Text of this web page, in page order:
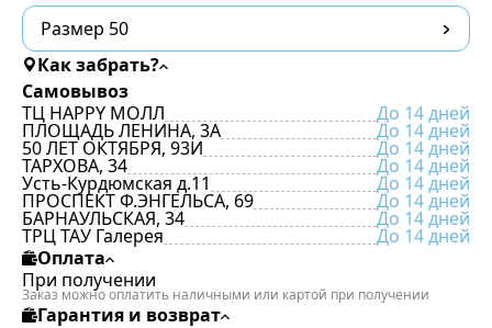
Размер 50
Как забрать?
Самовывоз
ТЦ HAPPY МОЛЛ
До 14 дней
ПЛОЩАДЬ ЛЕНИНА, 3А До 14 дней
50 ЛЕТ ОКТЯБРЯ, 93И До 14 дней
ТАРХОВА, 34 До 14 дней
Усть-Курдюмская д.11 До 14 дней
ПРОСПЕКТ Ф.ЭНГЕЛЬСА, 69 До 14 дней
БАРНАУЛЬСКАЯ, 34 До 14 дней
ТРЦ ТАУ Галерея
До 14 дней
Оплата
При получении
Заказ можно оплатить наличными или картой при получении
Гарантия и возврат